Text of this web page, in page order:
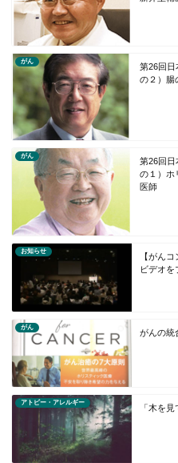
がん
第26回日
の２）腸
がん
第26回日
の１）ホ
医師
お知らせ
【がん
ビデオを
がん
がんの統
アトピー・アレルギー
「木を